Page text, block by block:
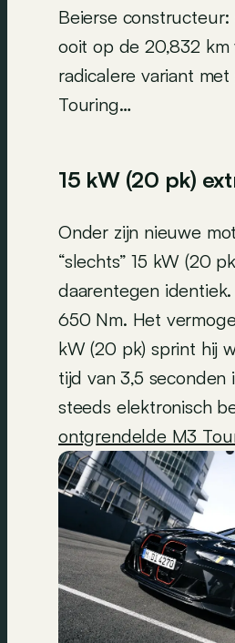
Beierse
ooit op de 20,832 km
radicalere variant
Touring…
15 kW (20 pk)
Onder zijn nieuwe
“slechts” 15 kW (20
daarentegen
650 Nm. Het
kW (20 pk) sprint hij
tijd van 3,5
steeds elektronisch
ontgrendelde M3